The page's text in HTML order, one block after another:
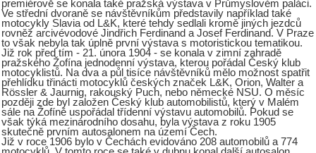
premiérově se konala také pražská výstava v Průmyslovém paláci.
Ve střední dvoraně se návštěvníkům představily například také
motocykly Slavia od L&K, které tehdy sedlali kromě jiných jezdců
rovněž arcivévodové Jindřich Ferdinand a Josef Ferdinand. V Praze
to však nebyla tak úplně první výstava s motoristickou tematikou.
Již rok před tím - 21. února 1904 - se konala v zimní zahradě
pražského Žofína jednodenní výstava, kterou pořádal Český klub
motocyklistů. Na dva a půl tisíce návštěvníků mělo možnost spatřit
přehlídku třinácti motocyklů českých značek L&K, Orion, Walter a
Rössler & Jaurnig, rakouský Puch, nebo německé NSU. O měsíc
později zde byl založen Český klub automobilistů, který v Malém
sále na Žofíně uspořádal třídenní výstavu automobilů. Pokud se
však týká mezinárodního dosahu, byla výstava z roku 1905
skutečně prvním autosalonem na území Čech.
Již v roce 1906 bylo v Čechách evidováno 208 automobilů a 774